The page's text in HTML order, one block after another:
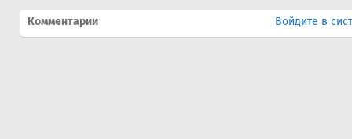
Комментарии Войдите в